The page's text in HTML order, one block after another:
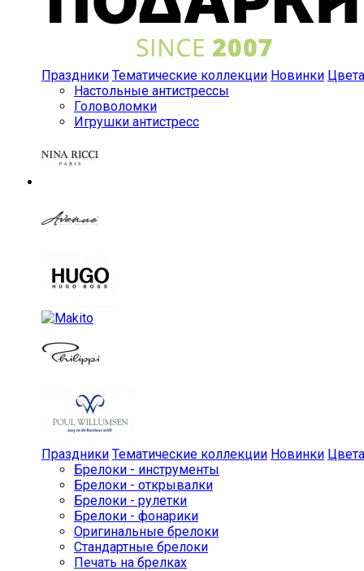
Праздники Тематические коллекции Новинки Цвета
Настольные антистрессы
Головоломки
Игрушки антистресс
Праздники Тематические коллекции Новинки Цвета
Брелоки - инструменты
Брелоки - открывалки
Брелоки - рулетки
Брелоки - фонарики
Оригинальные брелоки
Стандартные брелоки
Печать на брелках